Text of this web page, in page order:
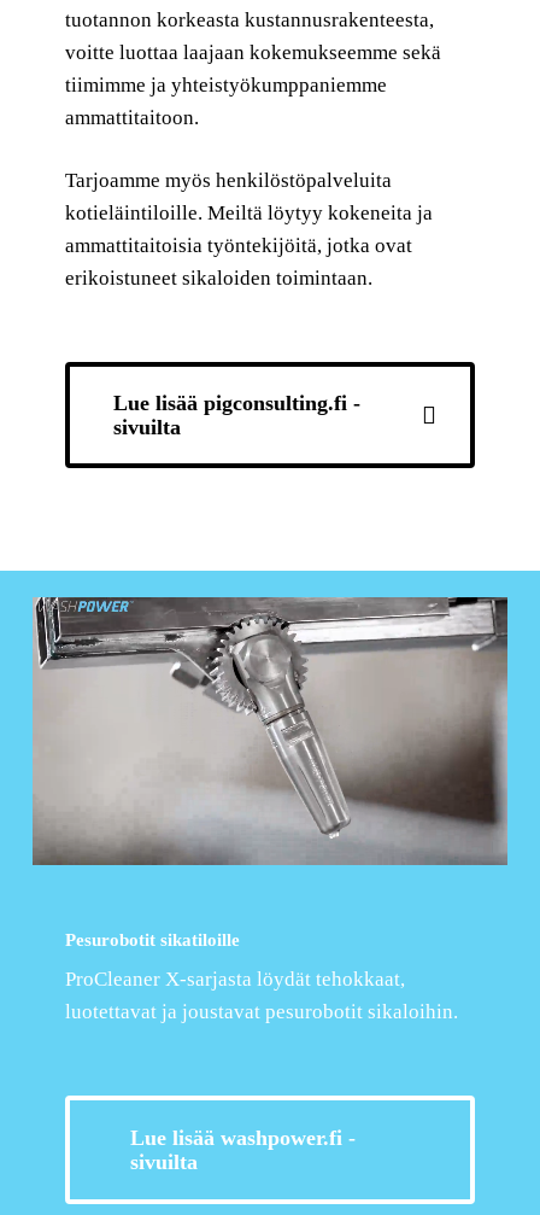
tuotannon korkeasta kustannusrakenteesta,
voitte luottaa laajaan kokemukseemme sekä
tiimimme ja yhteistyökumppaniemme
ammattitaitoon.
Tarjoamme myös henkilöstöpalveluita
kotieläintiloille. Meiltä löytyy kokeneita ja
ammattitaitoisia työntekijöitä, jotka ovat
erikoistuneet sikaloiden toimintaan.
Lue lisää pigconsulting.fi -
sivuilta
Pesurobotit sikatiloille
ProCleaner X-sarjasta löydät tehokkaat,
luotettavat ja joustavat pesurobotit sikaloihin.
Lue lisää washpower.fi -
sivuilta